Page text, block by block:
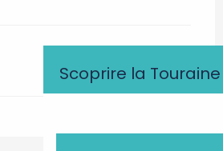
Scoprire la Touraine